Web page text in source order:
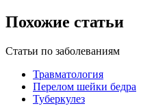
Похожие статьи
Статьи по заболеваниям
Травматология
Перелом шейки бедра
Туберкулез